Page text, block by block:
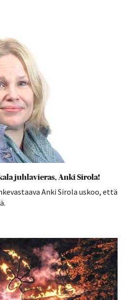
juhlavieras, Anki Sirola!
Anki Sirola uskoo, että